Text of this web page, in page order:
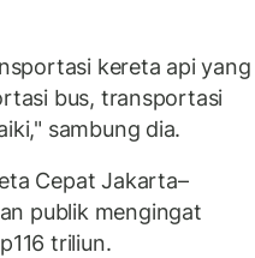
kereta api yang
bus, transportasi
sambung dia.
Cepat Jakarta–
publik mengingat
triliun.